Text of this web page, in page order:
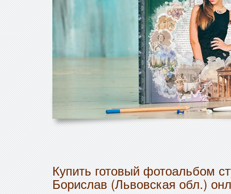
Купить готовый фотоальбом
Борислав (Львовская обл.)